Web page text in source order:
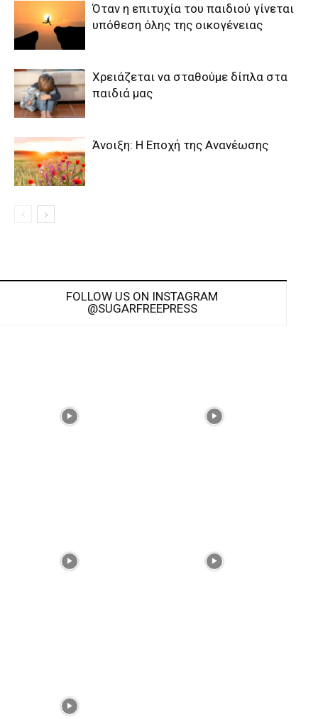
Όταν η επιτυχία του παιδιού γίνεται
υπόθεση όλης της οικογένειας
Χρειάζεται να σταθούμε δίπλα στα
παιδιά μας
Άνοιξη: Η Εποχή της Ανανέωσης
FOLLOW US ON INSTAGRAM
@SUGARFREEPRESS